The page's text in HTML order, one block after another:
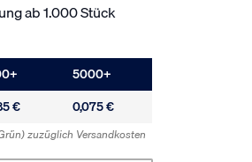
ab 1.000 Stück
+ 5000+
€ 0,075 €
zuzüglich Versandkosten